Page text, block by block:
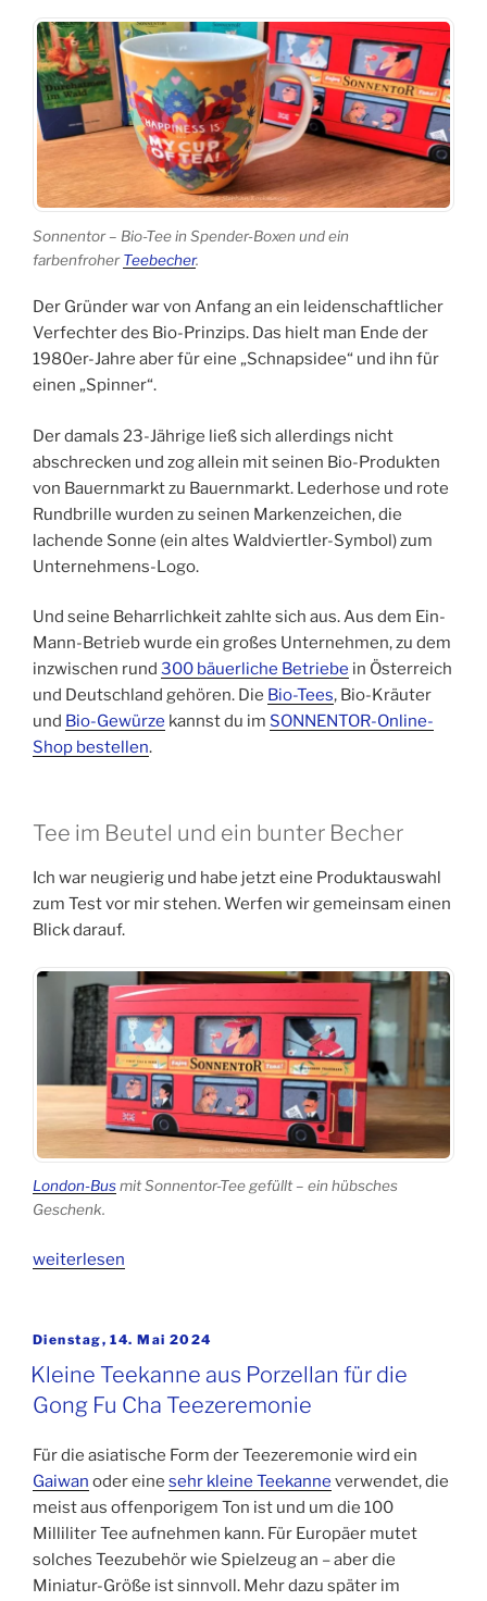
Sonnentor – Bio-Tee in Spender-Boxen und ein
farbenfroherTeebecher.
Der Gründer war von Anfang an ein leidenschaftlicher
Verfechter des Bio-Prinzips. Das hielt man Ende der
1980er-Jahre aber für eine „Schnapsidee“ und ihn für
einen „Spinner“.
Der damals 23-Jährige ließ sich allerdings nicht
abschrecken und zog allein mit seinen Bio-Produkten
von Bauernmarkt zu Bauernmarkt. Lederhose und rote
Rundbrille wurden zu seinen Markenzeichen, die
lachende Sonne (ein altes Waldviertler-Symbol) zum
Unternehmens-Logo.
Und seine Beharrlichkeit zahlte sich aus. Aus dem Ein-
Mann-Betrieb wurde ein großes Unternehmen, zu dem
inzwischen rund 300 bäuerliche Betriebe in Österreich
und Deutschland gehören. Die Bio-Tees, Bio-Kräuter
und Bio-Gewürze kannst du im SONNENTOR-Online-
Shop bestellen.
Tee im Beutel und ein bunter Becher
Ich war neugierig und habe jetzt eine Produktauswahl
zum Test vor mir stehen. Werfen wir gemeinsam einen
Blick darauf.
London-Busmit Sonnentor-Tee gefüllt – ein hübsches
Geschenk.
„SONNENTOR
und
Bio-
Tee“
weiterlesen
Veröffentlicht
Dienstag, 14. Mai 2024
Kleine Teekanne aus Porzellan für die
Gong Fu Cha Teezeremonie
Für die asiatische Form der Teezeremonie wird ein
Gaiwan oder eine sehr kleine Teekanne verwendet, die
meist aus offenporigem Ton ist und um die 100
Milliliter Tee aufnehmen kann. Für Europäer mutet
solches Teezubehör wie Spielzeug an – aber die
Miniatur-Größe ist sinnvoll. Mehr dazu später im